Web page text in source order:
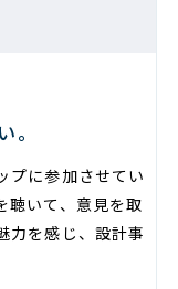
。
プに参加させてい
聴いて、意見を取
力を感じ、設計事